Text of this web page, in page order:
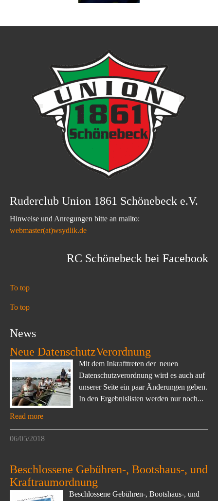
Ruderclub Union 1861 Schönebeck e.V.
Hinweise und Anregungen bitte an mailto:
webmaster(at)wsydlik.de
RC Schönebeck bei Facebook
To top
To top
News
Neue DatenschutzVerordnung
Mit dem Inkrafttreten der neuen
Datenschutzverordnung wird es auch auf
unserer Seite ein paar Änderungen geben.
In den Ergebnislisten werden nur noch...
Read more
06/05/2018
Beschlossene Gebühren-, Bootshaus-, und
Kraftraumordnung
Beschlossene Gebühren-, Bootshaus-, und